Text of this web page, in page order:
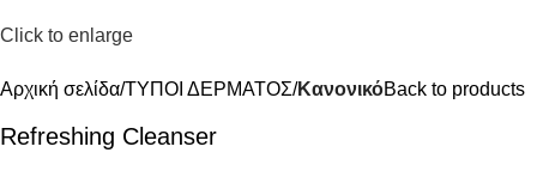
Click to enlarge
Αρχική σελίδα ΤΥΠΟΙ ΔΕΡΜΑΤΟΣ ΚανονικόBack to products
Refreshing Cleanser